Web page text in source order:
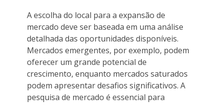
A escolha do local para a expansão de
mercado deve ser baseada em uma análise
detalhada das oportunidades disponíveis.
Mercados emergentes, por exemplo, podem
oferecer um grande potencial de
crescimento, enquanto mercados saturados
podem apresentar desafios significativos. A
pesquisa de mercado é essencial para